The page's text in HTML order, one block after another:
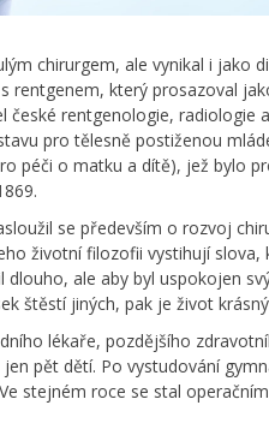
chirurgem, ale vynikal i jako
rentgenem, který prosazoval
rentgenologie, radiologie
pro tělesně postiženou
péči o matku a dítě), jež bylo
se především o rozvoj
životní filozofii vystihují
dlouho, ale aby byl uspokojen
štěstí jiných, pak je život
lékaře, pozdějšího
pět dětí. Po vystudování
stejném roce se stal